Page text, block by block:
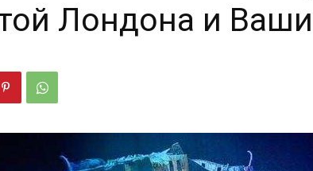
Лондона и